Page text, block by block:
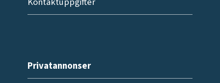
Privatannonser